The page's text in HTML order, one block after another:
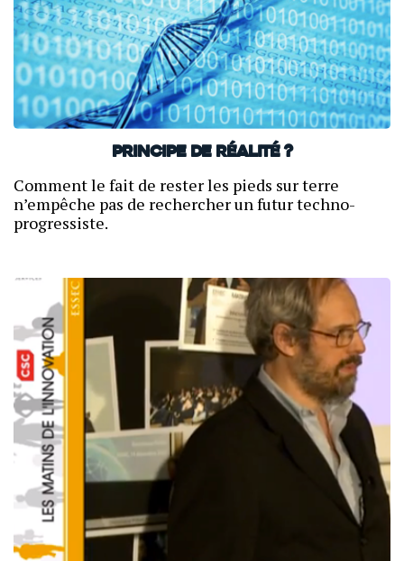
Principe de réalité ?
Comment le fait de rester les pieds sur terre
n’empêche pas de rechercher un futur techno-
progressiste.